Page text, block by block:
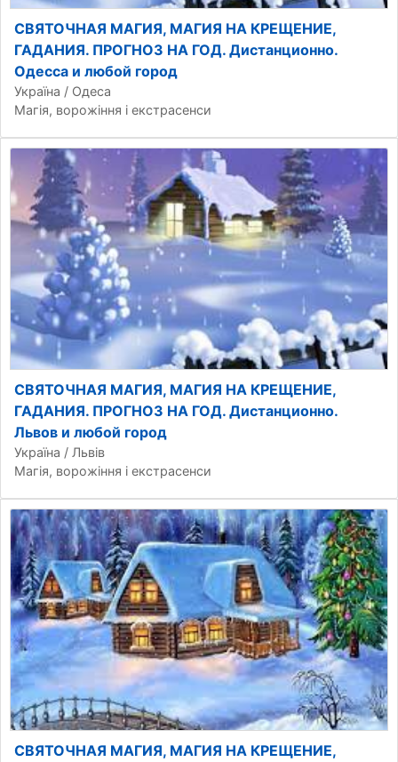
СВЯТОЧНАЯ МАГИЯ, МАГИЯ НА КРЕЩЕНИЕ,
ГАДАНИЯ. ПРОГНОЗ НА ГОД. Дистанционно.
Одесса и любой город
Україна / Одеса
Магія, ворожіння і екстрасенси
СВЯТОЧНАЯ МАГИЯ, МАГИЯ НА КРЕЩЕНИЕ,
ГАДАНИЯ. ПРОГНОЗ НА ГОД. Дистанционно.
Львов и любой город
Україна / Львів
Магія, ворожіння і екстрасенси
СВЯТОЧНАЯ МАГИЯ, МАГИЯ НА КРЕЩЕНИЕ,